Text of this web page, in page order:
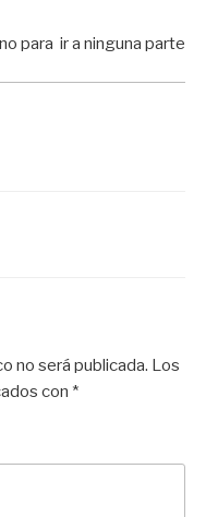
para ir a ninguna parte
no será publicada. Los
con *